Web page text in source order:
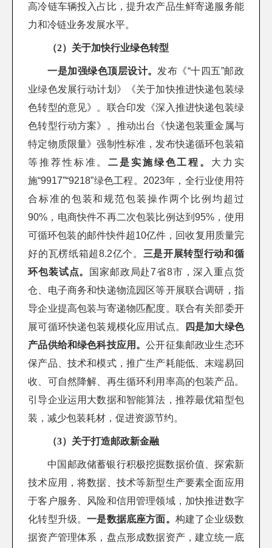
高冷链车辆投入占比，提升农产品生鲜寄递服务能
力和冷链业务发展水平。
（2）关于加快行业绿色转型
一是加强绿色顶层设计。 发布《“十四五”邮政
业绿色发展行动计划》《关于加快推进快递包装绿
色转型的意见》。联合印发《深入推进快递包装绿
色转型行动方案》。推动出台《快递包装重金属与
特定物质限量》强制性标准，发布快递循环包装箱
等推荐性标准。二是实施绿色工程。 大力实
施“9917”“9218”绿色工程。2023年，全行业使用符
合标准的包装和规范包装操作两个比例均超过
90%，电商快件不再二次包装比例达到95%，使用
可循环包装的邮件快件超10亿件，回收复用质量完
好的瓦楞纸箱超8.2亿个。 三是开展转型行动和循
环包装试点。
国家邮政局赴7省8市，深入重点货
仓、电子商务和快递物流园区等开展联合调研，指
导企业提高包装与寄递物匹配度。联合有关部委开
展可循环快递包装规模化应用试点。
四是加大绿色
产品供给和绿色科技应用。公开征集邮政业生态环
保产品、技术和模式，推广生产耗能低、末端易回
收、可自然降解、再生循环利用率高的包装产品。
引导企业运用大数据和智能算法，推荐最优箱型包
装，减少包装耗材，促进资源节约。
（3）关于打造邮政新金融
中国邮政储蓄银行积极挖掘数据价值、探索新
技术应用，将数据、技术等新型生产要素全面应用
于客户服务、风险和信用管理领域，加快推进数字
化转型升级。一是数据底座方面。 构建了企业级数
据资产管理体系，盘点形成数据资产，建立统一底